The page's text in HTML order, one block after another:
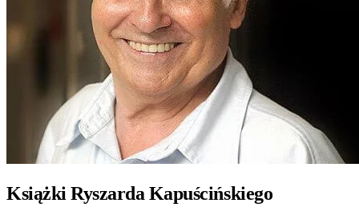
Książki Ryszarda Kapuścińskiego